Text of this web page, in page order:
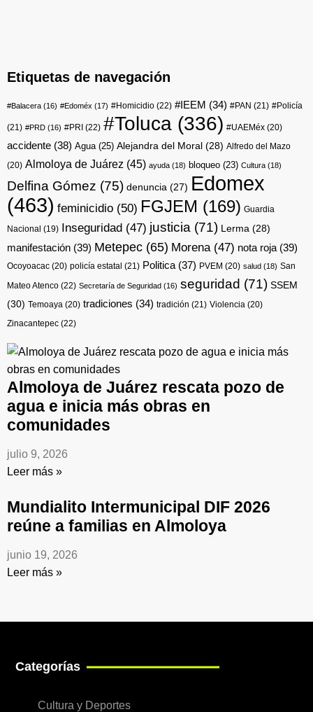
Etiquetas de navegación
#Balacera (16) #Edoméx (17) #Homicidio (22) #IEEM (34) #PAN (21) #Policía
(21) #PRD (16) #PRI (22) #Toluca (336) #UAEMéx (20)
accidente (38) Agua(25) Alejandra del Moral (28) Alfredo del Mazo
(20) Almoloya de Juárez (45) ayuda (18) bloqueo (23) Cultura (18)
Delfina Gómez (75) denuncia (27) Edomex
(463) feminicidio (50) FGJEM (169) Guardia
Nacional (19) Inseguridad (47) justicia (71) Lerma (28)
manifestación (39) Metepec (65) Morena (47) nota roja (39)
Ocoyoacac (20) policía estatal (21) Politica (37) PVEM (20) salud (18) San
Mateo Atenco (22) Secretaría de Seguridad (16) seguridad (71) SSEM
(30) Temoaya (20) tradiciones (34) tradición (21) Violencia (20)
Zinacantepec (22)
Almoloya de Juárez rescata pozo de
agua e inicia más obras en
comunidades
julio 9, 2026
Leer más »
Mundialito Intermunicipal DIF 2026
reúne a familias en Almoloya
junio 19, 2026
Leer más »
Categorías
Cultura y Deportes